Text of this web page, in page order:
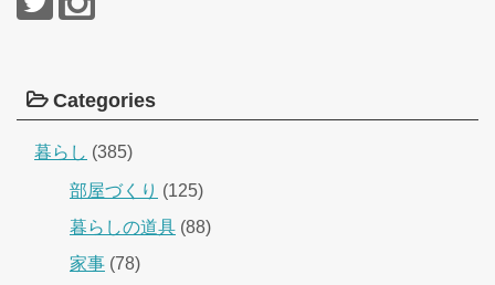
Categories
暮らし (385)
部屋づくり (125)
暮らしの道具 (88)
家事 (78)